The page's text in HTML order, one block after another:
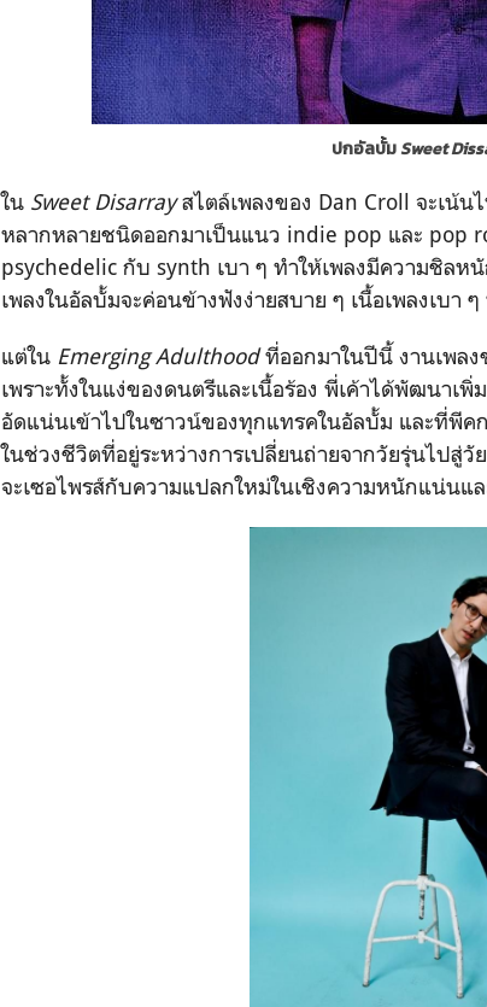
ปกอัลบั้มSweet
ใน Sweet Disarrayสไตล์เพลงของ Dan Croll จะเน้
หลากหลายชนิดออกมาเป็นแนว indie pop และ pop
psychedelic กับ synth เบา ๆ ทำให้เพลงมีความชิลห
เพลงในอัลบั้มจะค่อนข้างฟังง่ายสบาย ๆ เนื้อเพลงเบา
แต่ใน Emerging Adulthoodที่ออกมาในปีนี้ งานเพล
เพราะทั้งในแง่ของดนตรีและเนื้อร้อง พี่เค้าได้พัฒนา
อัดแน่นเข้าไปในซาวน์ของทุกแทรคในอัลบั้ม และที่พีค
ในช่วงชีวิตที่อยู่ระหว่างการเปลี่ยนถ่ายจากวัยรุ่นไปสู่
จะเซอไพรส์กับความแปลกใหม่ในเชิงความหนักแน่นแ